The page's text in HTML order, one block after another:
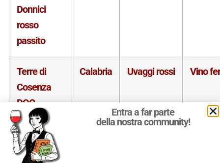
Donnici
rosso
passito
Terre di
Cosenza
DOC
Donnici
rosso
riserva
Calabria Uvaggi rossi Vino
Entra a far parte
della nostra community!